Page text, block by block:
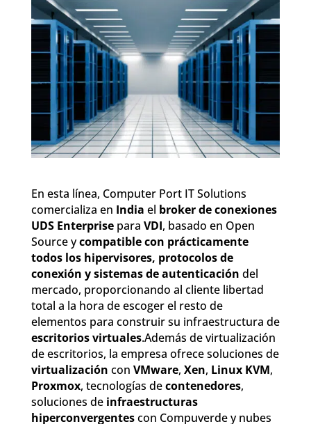
En esta línea, Computer Port IT Solutions
comercializa en India el broker de conexiones
UDS Enterprisepara VDI, basado en Open
Source ycompatible con prácticamente
todos los hipervisores, protocolos de
conexión y sistemas de autenticación del
mercado, proporcionando al cliente libertad
total a la hora de escoger el resto de
elementos para construir su infraestructura de
escritorios virtuales.Además de virtualización
de escritorios, la empresa ofrece soluciones de
virtualización con VMware, Xen, Linux KVM,
Proxmox, tecnologías decontenedores,
soluciones de infraestructuras
hiperconvergentescon Compuverde y nubes